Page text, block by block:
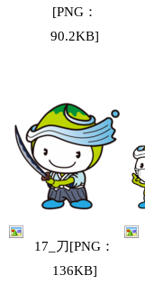
[PNG：
90.2KB]
17_刀[PNG：
136KB]